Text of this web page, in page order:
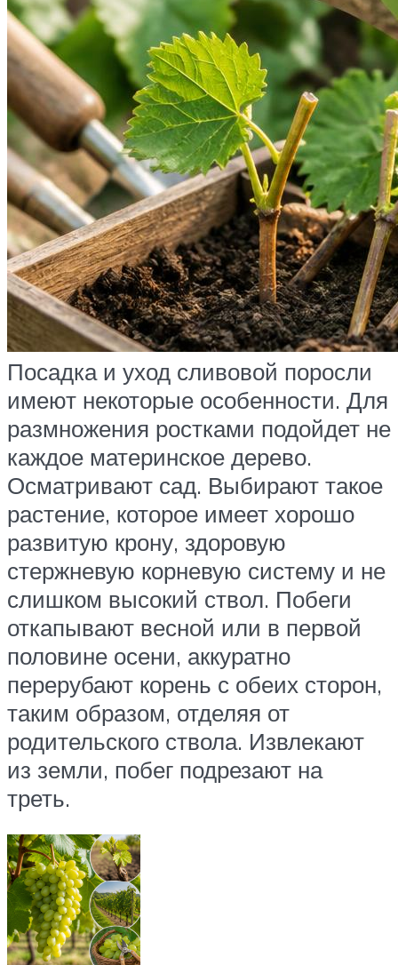
Посадка и уход сливовой поросли
имеют некоторые особенности. Для
размножения ростками подойдет не
каждое материнское дерево.
Осматривают сад. Выбирают такое
растение, которое имеет хорошо
развитую крону, здоровую
стержневую корневую систему и не
слишком высокий ствол. Побеги
откапывают весной или в первой
половине осени, аккуратно
перерубают корень с обеих сторон,
таким образом, отделяя от
родительского ствола. Извлекают
из земли, побег подрезают на
треть.